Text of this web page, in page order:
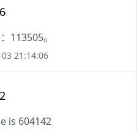
113505。
21:14:06
is 604142